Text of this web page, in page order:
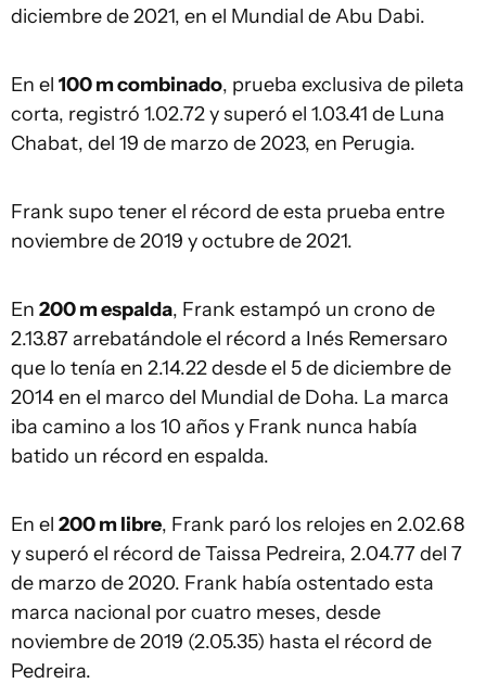
diciembre de 2021, en el Mundial de Abu Dabi.
En el 100 m combinado, prueba exclusiva de pileta
corta, registró 1.02.72 y superó el 1.03.41 de Luna
Chabat, del 19 de marzo de 2023, en Perugia.
Frank supo tener el récord de esta prueba entre
noviembre de 2019 y octubre de 2021.
En 200 m espalda, Frank estampó un crono de
2.13.87 arrebatándole el récord a Inés Remersaro
que lo tenía en 2.14.22 desde el 5 de diciembre de
2014 en el marco del Mundial de Doha. La marca
iba camino a los 10 años y Frank nunca había
batido un récord en espalda.
En el 200 m libre, Frank paró los relojes en 2.02.68
y superó el récord de Taissa Pedreira, 2.04.77 del 7
de marzo de 2020. Frank había ostentado esta
marca nacional por cuatro meses, desde
noviembre de 2019 (2.05.35) hasta el récord de
Pedreira.